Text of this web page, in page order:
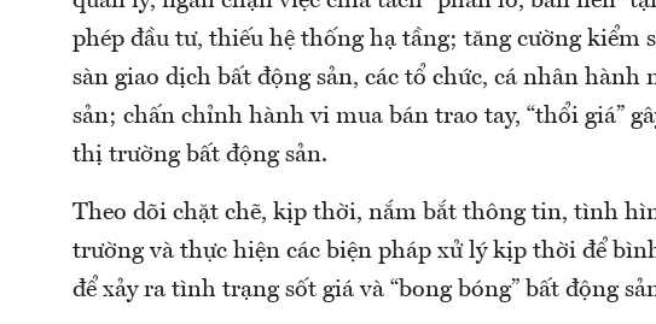
phép đầu tư, thiếu hệ thống hạ tầng; tăng cường kiểm
sàn giao dịch bất động sản, các tổ chức, cá nhân hành
sản; chấn chỉnh hành vi mua bán trao tay, “thổi giá”
thị trường bất động sản.
Theo dõi chặt chẽ, kịp thời, nắm bắt thông tin, tình
trường và thực hiện các biện pháp xử lý kịp thời để
để xảy ra tình trạng sốt giá và “bong bóng” bất động